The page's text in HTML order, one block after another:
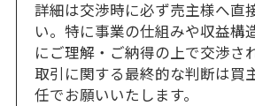
詳細は交渉時に必ず売主様へ直
い。特に事業の仕組みや収益構
にご理解・ご納得の上で交渉さ
取引に関する最終的な判断は買
任でお願いいたします。